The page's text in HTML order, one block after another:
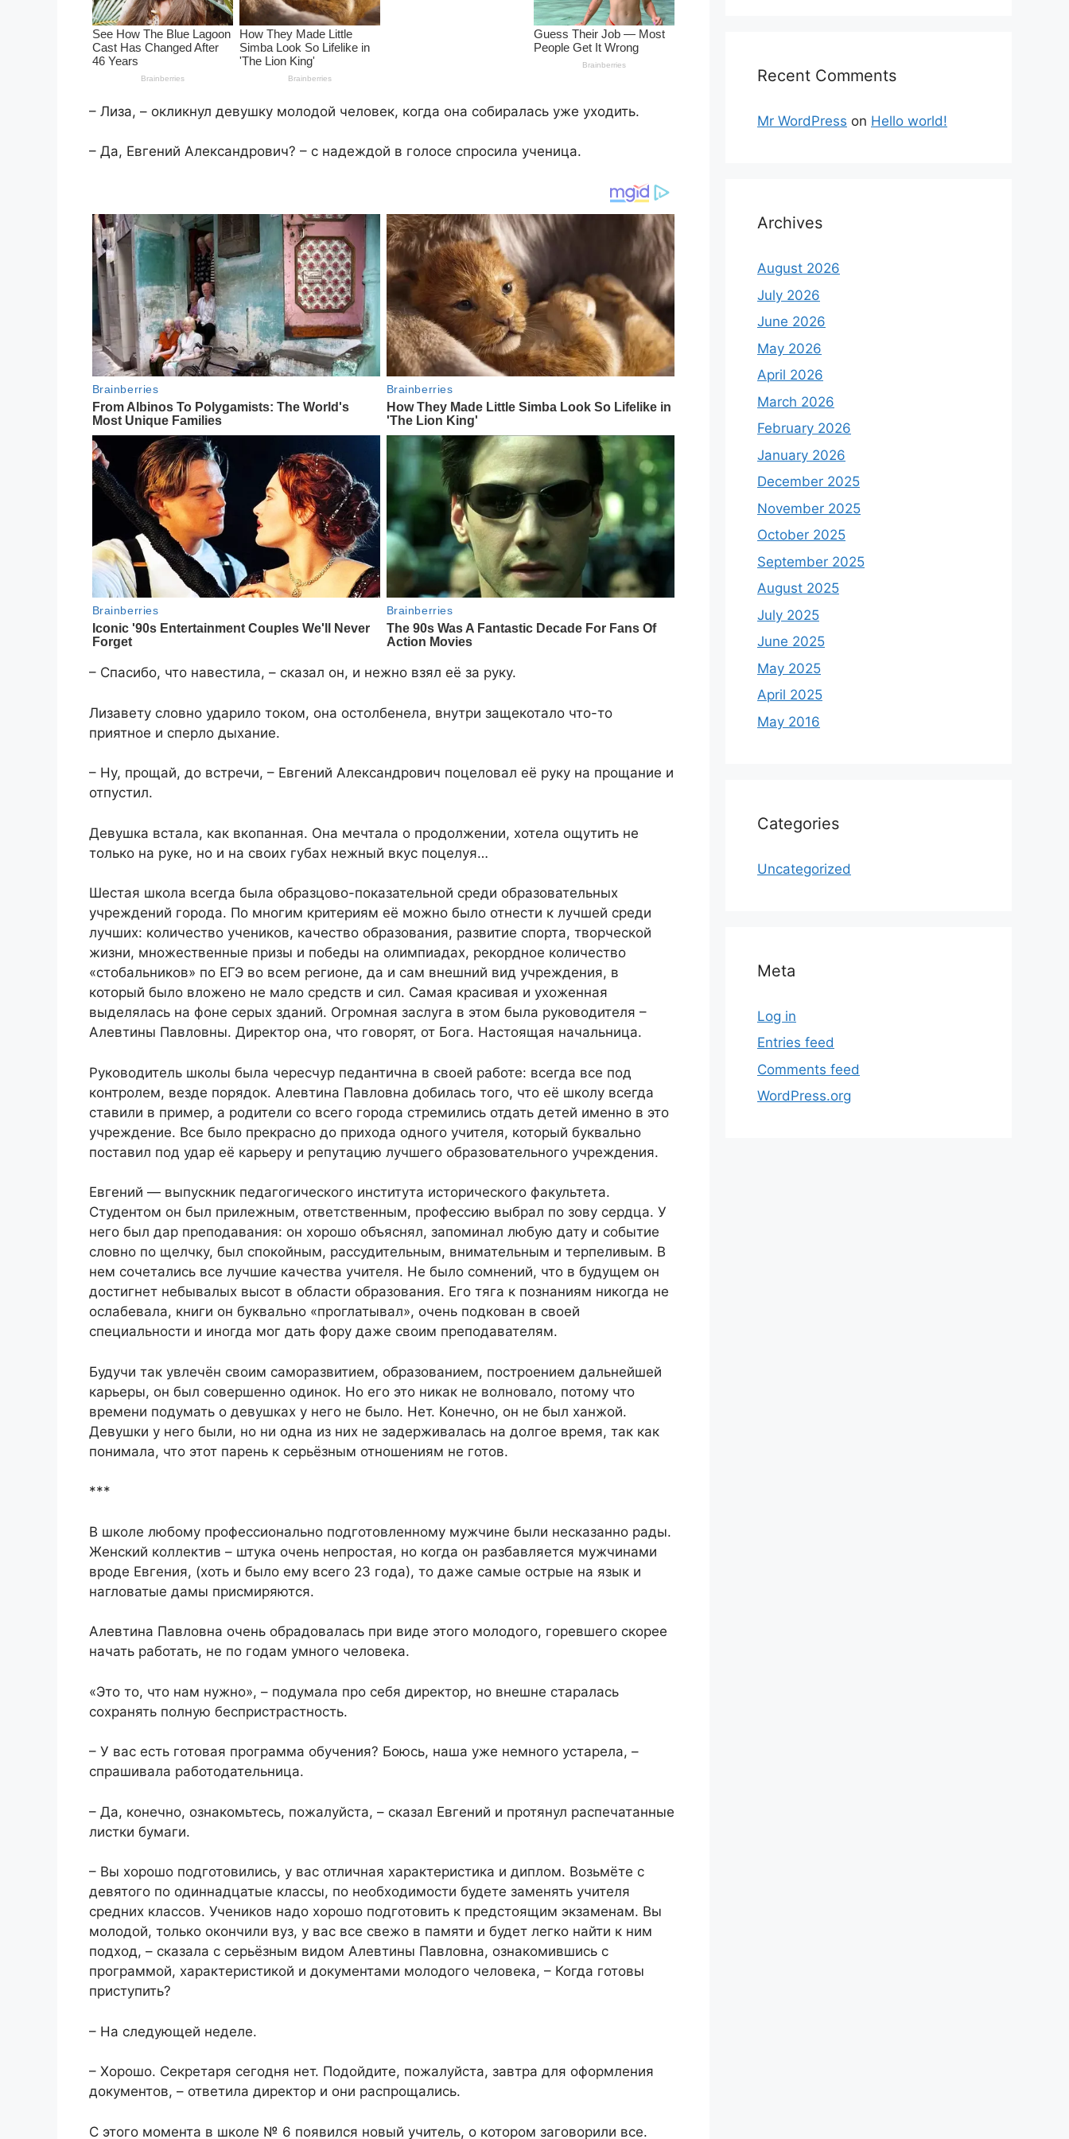
– Лиза, – окликнул девушку молодой человек, когда она собиралась уже уходить.
– Да, Евгений Александрович? – с надеждой в голосе спросила ученица.
– Спасибо, что навестила, – сказал он, и нежно взял её за руку.
Лизавету словно ударило током, она остолбенела, внутри защекотало что-то
приятное и сперло дыхание.
– Ну, прощай, до встречи, – Евгений Александрович поцеловал её руку на прощание и
отпустил.
Девушка встала, как вкопанная. Она мечтала о продолжении, хотела ощутить не
только на руке, но и на своих губах нежный вкус поцелуя…
Шестая школа всегда была образцово-показательной среди образовательных
учреждений города. По многим критериям её можно было отнести к лучшей среди
лучших: количество учеников, качество образования, развитие спорта, творческой
жизни, множественные призы и победы на олимпиадах, рекордное количество
«стобальников» по ЕГЭ во всем регионе, да и сам внешний вид учреждения, в
который было вложено не мало средств и сил. Самая красивая и ухоженная
выделялась на фоне серых зданий. Огромная заслуга в этом была руководителя –
Алевтины Павловны. Директор она, что говорят, от Бога. Настоящая начальница.
Руководитель школы была чересчур педантична в своей работе: всегда все под
контролем, везде порядок. Алевтина Павловна добилась того, что её школу всегда
ставили в пример, а родители со всего города стремились отдать детей именно в это
учреждение. Все было прекрасно до прихода одного учителя, который буквально
поставил под удар её карьеру и репутацию лучшего образовательного учреждения.
Евгений — выпускник педагогического института исторического факультета.
Студентом он был прилежным, ответственным, профессию выбрал по зову сердца. У
него был дар преподавания: он хорошо объяснял, запоминал любую дату и событие
словно по щелчку, был спокойным, рассудительным, внимательным и терпеливым. В
нем сочетались все лучшие качества учителя. Не было сомнений, что в будущем он
достигнет небывалых высот в области образования. Его тяга к познаниям никогда не
ослабевала, книги он буквально «проглатывал», очень подкован в своей
специальности и иногда мог дать фору даже своим преподавателям.
Будучи так увлечён своим саморазвитием, образованием, построением дальнейшей
карьеры, он был совершенно одинок. Но его это никак не волновало, потому что
времени подумать о девушках у него не было. Нет. Конечно, он не был ханжой.
Девушки у него были, но ни одна из них не задерживалась на долгое время, так как
понимала, что этот парень к серьёзным отношениям не готов.
***
В школе любому профессионально подготовленному мужчине были несказанно рады.
Женский коллектив – штука очень непростая, но когда он разбавляется мужчинами
вроде Евгения, (хоть и было ему всего 23 года), то даже самые острые на язык и
нагловатые дамы присмиряются.
Алевтина Павловна очень обрадовалась при виде этого молодого, горевшего скорее
начать работать, не по годам умного человека.
«Это то, что нам нужно», – подумала про себя директор, но внешне старалась
сохранять полную беспристрастность.
– У вас есть готовая программа обучения? Боюсь, наша уже немного устарела, –
спрашивала работодательница.
– Да, конечно, ознакомьтесь, пожалуйста, – сказал Евгений и протянул распечатанные
листки бумаги.
– Вы хорошо подготовились, у вас отличная характеристика и диплом. Возьмёте с
девятого по одиннадцатые классы, по необходимости будете заменять учителя
средних классов. Учеников надо хорошо подготовить к предстоящим экзаменам. Вы
молодой, только окончили вуз, у вас все свежо в памяти и будет легко найти к ним
подход, – сказала с серьёзным видом Алевтины Павловна, ознакомившись с
программой, характеристикой и документами молодого человека, – Когда готовы
приступить?
– На следующей неделе.
– Хорошо. Секретаря сегодня нет. Подойдите, пожалуйста, завтра для оформления
документов, – ответила директор и они распрощались.
С этого момента в школе № 6 появился новый учитель, о котором заговорили все.
Recent Comments
Mr WordPress on Hello world!
Archives
August 2026
July 2026
June 2026
May 2026
April 2026
March 2026
February 2026
January 2026
December 2025
November 2025
October 2025
September 2025
August 2025
July 2025
June 2025
May 2025
April 2025
May 2016
Categories
Uncategorized
Meta
Log in
Entries feed
Comments feed
WordPress.org